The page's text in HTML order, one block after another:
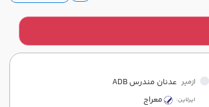
ازمیر عدنان مندرس ADB
ایرلاین: معراج